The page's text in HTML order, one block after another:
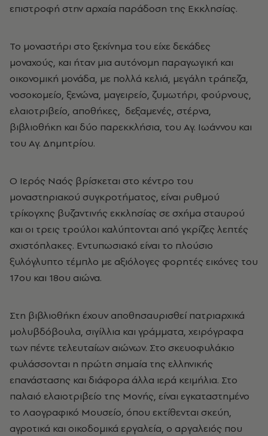
επιστροφή στην αρχαία παράδοση της Εκκλησίας.
Το μοναστήρι στο ξεκίνημα του είχε δεκάδες
μοναχούς, και ήταν μια αυτόνομη παραγωγική και
οικονομική μονάδα, με πολλά κελιά, μεγάλη τράπεζα,
νοσοκομείο, ξενώνα, μαγειρείο, ζυμωτήρι, φούρνους,
ελαιοτριβείο, αποθήκες, δεξαμενές, στέρνα,
βιβλιοθήκη και δύο παρεκκλήσια, του Αγ. Ιωάννου και
του Αγ. Δημητρίου.
Ο Ιερός Ναός βρίσκεται στο κέντρο του
μοναστηριακού συγκροτήματος, είναι ρυθμού
τρίκογχης βυζαντινής εκκλησίας σε σχήμα σταυρού
και οι τρεις τρούλοι καλύπτονται από γκρίζες λεπτές
σχιστόπλακες. Εντυπωσιακό είναι το πλούσιο
ξυλόγλυπτο τέμπλο με αξιόλογες φορητές εικόνες του
17ου και 18ου αιώνα.
Στη βιβλιοθήκη έχουν αποθησαυρισθεί πατριαρχικά
μολυβδόβουλα, σιγίλλια και γράμματα, χειρόγραφα
των πέντε τελευταίων αιώνων. Στο σκευοφυλάκιο
φυλάσσονται η πρώτη σημαία της ελληνικής
επανάστασης και διάφορα άλλα ιερά κειμήλια. Στο
παλαιό ελαιοτριβείο της Μονής, είναι εγκαταστημένο
το Λαογραφικό Μουσείο, όπου εκτίθενται σκεύη,
αγροτικά και οικοδομικά εργαλεία, ο αργαλειός που